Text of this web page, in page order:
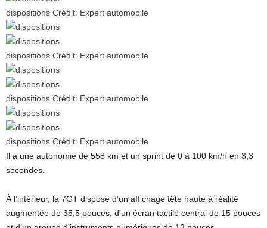
dispositions Crédit: Expert automobile
dispositions Crédit: Expert automobile
dispositions Crédit: Expert automobile
dispositions Crédit: Expert automobile
Il a une autonomie de 558 km et un sprint de 0 à 100 km/h en 3,3
secondes.
À l’intérieur, la 7GT dispose d’un affichage tête haute à réalité
augmentée de 35,5 pouces, d’un écran tactile central de 15 pouces